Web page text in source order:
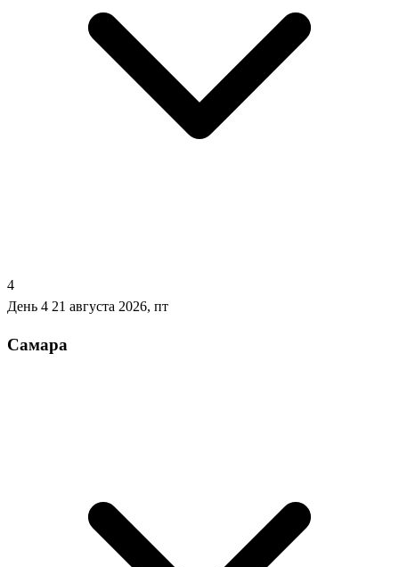
4
День 4 21 августа 2026, пт
Самара